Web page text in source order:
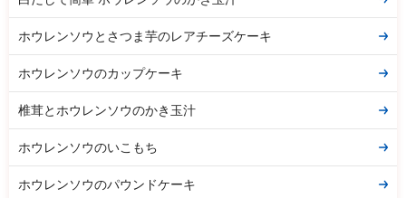
ホウレンソウとさつま芋のレアチーズケーキ
ホウレンソウのカップケーキ
椎茸とホウレンソウのかき玉汁
ホウレンソウのいこもち
ホウレンソウのパウンドケーキ